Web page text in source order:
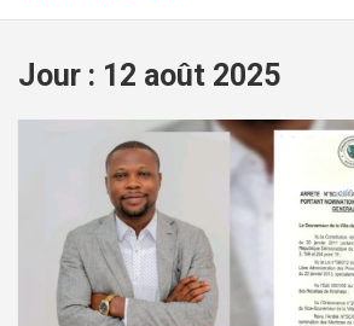
Jour : 12 août 2025